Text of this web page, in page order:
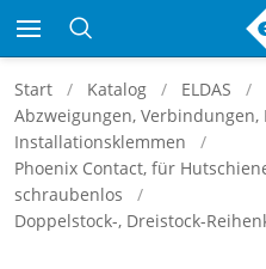
Start Katalog
ELDAS
Abzweigungen, Verbindungen,
Installationsklemmen
Phoenix Contact, für
schraubenlos
Doppelstock-, Dreistock-